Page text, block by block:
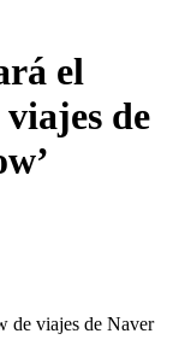
el
de
de viajes de Naver